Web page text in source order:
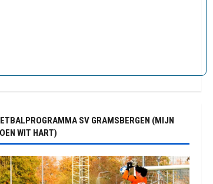
SV GRAMSBERGEN (MIJN
WIT HART)